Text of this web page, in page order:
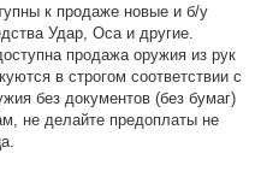
к продаже новые и б/у
Удар, Оса и другие.
продажа оружия из рук
в строгом соответствии с
без документов (без бумаг)
не делайте предоплаты не